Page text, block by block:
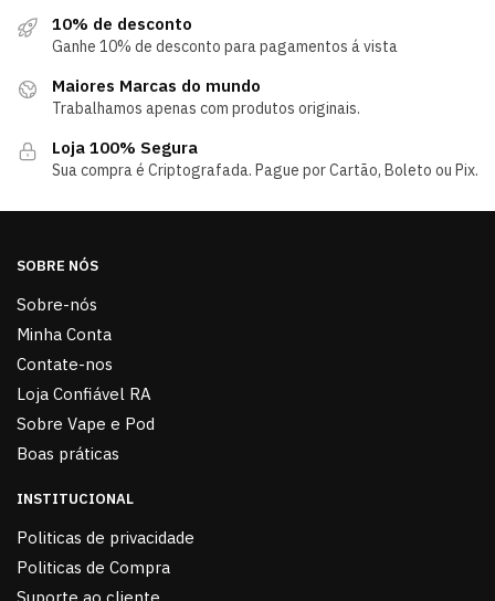
10% de desconto
Ganhe 10% de desconto para pagamentos á vista
Maiores Marcas do mundo
Trabalhamos apenas com produtos originais.
Loja 100% Segura
Sua compra é Criptografada. Pague por Cartão, Boleto ou Pix.
SOBRE NÓS
Sobre-nós
Minha Conta
Contate-nos
Loja Confiável RA
Sobre Vape e Pod
Boas práticas
INSTITUCIONAL
Politicas de privacidade
Politicas de Compra
Suporte ao cliente